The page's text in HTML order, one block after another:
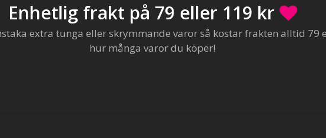
Enhetlig frakt på 79 eller 119 kr
extra tunga eller skrymmande varor så kostar frakten alltid 79
hur många varor du köper!